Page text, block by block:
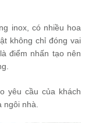
inox, có nhiều hoa
không chỉ đóng vai
điểm nhấn tạo nên
yêu cầu của khách
nhà.